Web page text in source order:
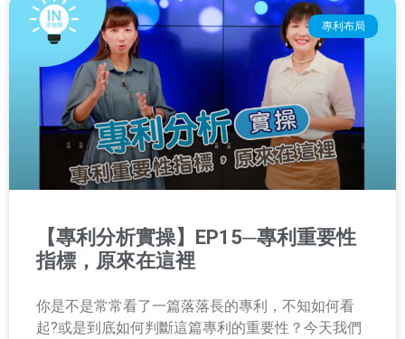
專利布局
【專利分析實操】EP15─專利重要性
指標，原來在這裡
你是不是常常看了一篇落落長的專利，不知如何看
起?或是到底如何判斷這篇專利的重要性？今天我們